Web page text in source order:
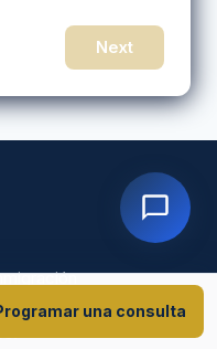
Next
una consulta